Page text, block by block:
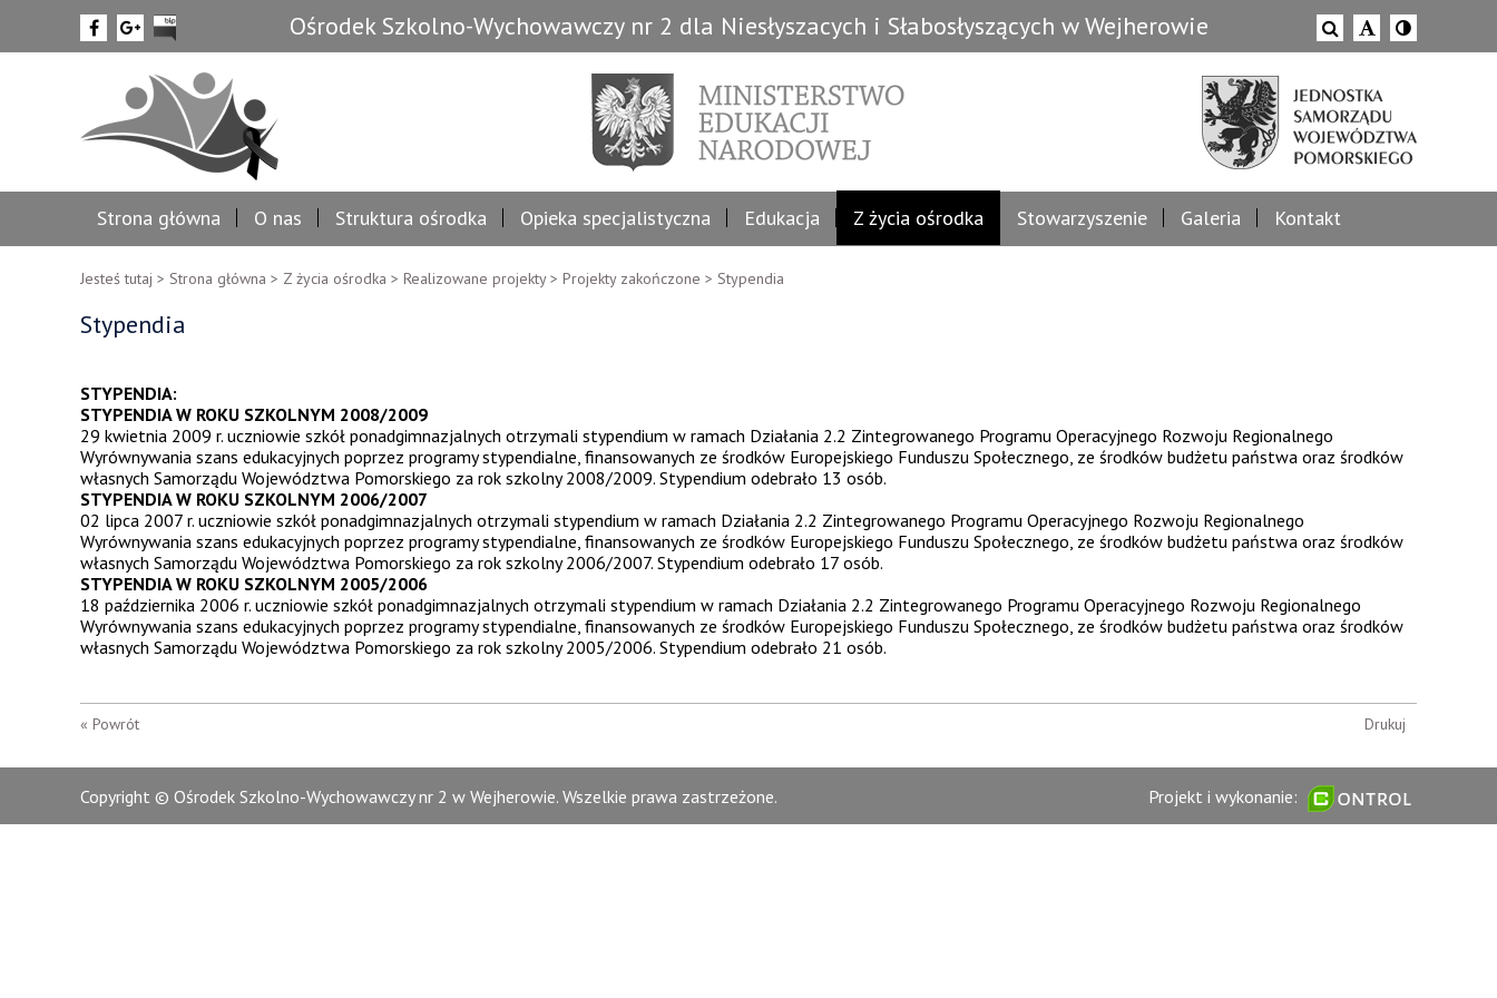
Ośrodek Szkolno-Wychowawczy nr 2 dla Niesłyszacych i Słabosłyszących w Wejherowie
Strona główna O nas Struktura ośrodka Opieka specjalistyczna Edukacja Z życia ośrodka Stowarzyszenie Galeria Kontakt
Jesteś tutaj > Strona główna > Z życia ośrodka > Realizowane projekty> Projekty zakończone > Stypendia
Stypendia
STYPENDIA:
STYPENDIA W ROKU SZKOLNYM 2008/2009
29 kwietnia 2009 r. uczniowie szkół ponadgimnazjalnych otrzymali stypendium w ramach Działania 2.2 Zintegrowanego Programu Operacyjnego Rozwoju Regionalnego
Wyrównywania szans edukacyjnych poprzez programy stypendialne, finansowanych ze środków Europejskiego Funduszu Społecznego, ze środków budżetu państwa oraz środków
własnych Samorządu Województwa Pomorskiego za rok szkolny 2008/2009. Stypendium odebrało 13 osób.
STYPENDIA W ROKU SZKOLNYM 2006/2007
02 lipca 2007 r. uczniowie szkół ponadgimnazjalnych otrzymali stypendium w ramach Działania 2.2 Zintegrowanego Programu Operacyjnego Rozwoju Regionalnego
Wyrównywania szans edukacyjnych poprzez programy stypendialne, finansowanych ze środków Europejskiego Funduszu Społecznego, ze środków budżetu państwa oraz środków
własnych Samorządu Województwa Pomorskiego za rok szkolny 2006/2007. Stypendium odebrało 17 osób.
STYPENDIA W ROKU SZKOLNYM 2005/2006
18 października 2006 r. uczniowie szkół ponadgimnazjalnych otrzymali stypendium w ramach Działania 2.2 Zintegrowanego Programu Operacyjnego Rozwoju Regionalnego
Wyrównywania szans edukacyjnych poprzez programy stypendialne, finansowanych ze środków Europejskiego Funduszu Społecznego, ze środków budżetu państwa oraz środków
własnych Samorządu Województwa Pomorskiego za rok szkolny 2005/2006. Stypendium odebrało 21 osób.
« Powrót Drukuj
Copyright © Ośrodek Szkolno-Wychowawczy nr 2 w Wejherowie. Wszelkie prawa zastrzeżone. Projekt i wykonanie: